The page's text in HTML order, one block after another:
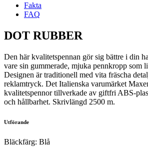
Fakta
FAQ
DOT RUBBER
Den här kvalitetspennan gör sig bättre i din
vare sin gummerade, mjuka pennkropp som
Designen är traditionell med vita fräscha
reklamtryck. Det Italienska varumärket
kvalitetspennor tillverkade av giftfri ABS-
och hållbarhet. Skrivlängd 2500 m.
Utförande
Bläckfärg: Blå